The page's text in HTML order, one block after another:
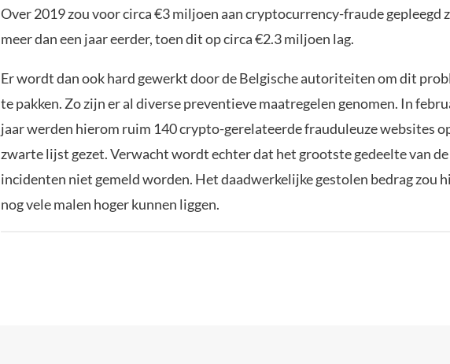
Over 2019 zou voor circa €3 miljoen aan cryptocurrency-fraude gepleegd
meer dan een jaar eerder, toen dit op circa €2.3 miljoen lag.
Er wordt dan ook hard gewerkt door de Belgische autoriteiten om dit
te pakken. Zo zijn er al diverse preventieve maatregelen genomen. In
jaar werden hierom ruim 140 crypto-gerelateerde frauduleuze websites
zwarte lijst gezet. Verwacht wordt echter dat het grootste gedeelte van de
incidenten niet gemeld worden. Het daadwerkelijke gestolen bedrag zou
nog vele malen hoger kunnen liggen.